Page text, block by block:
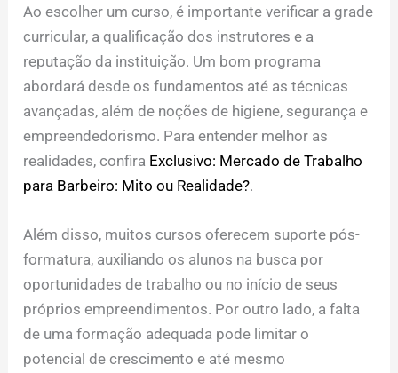
Ao escolher um curso, é importante verificar a grade
curricular, a qualificação dos instrutores e a
reputação da instituição. Um bom programa
abordará desde os fundamentos até as técnicas
avançadas, além de noções de higiene, segurança e
empreendedorismo. Para entender melhor as
realidades, confira Exclusivo: Mercado de Trabalho
para Barbeiro: Mito ou Realidade?.
Além disso, muitos cursos oferecem suporte pós-
formatura, auxiliando os alunos na busca por
oportunidades de trabalho ou no início de seus
próprios empreendimentos. Por outro lado, a falta
de uma formação adequada pode limitar o
potencial de crescimento e até mesmo